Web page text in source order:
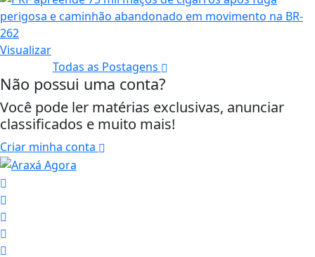
Visualizar
Todas as Postagens
Não possui uma conta?
Você pode ler matérias exclusivas, anunciar
classificados e muito mais!
Criar minha conta